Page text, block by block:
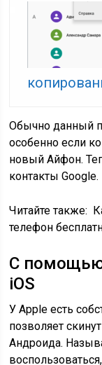
Обычно данный
особенно если
новый Айфон.
контакты
Читайте также:
телефон
С
iOS
У Apple есть
позволяет
Андроида.